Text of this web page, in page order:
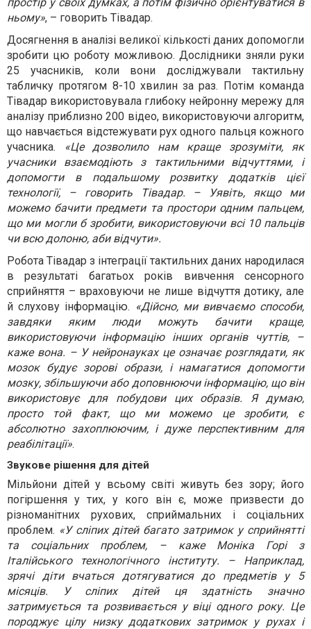
ньому», – говорить Тівадар.
Досягнення в аналізі великої кількості даних допомогли
зробити цю роботу можливою. Дослідники зняли руки
25 учасників, коли вони досліджували тактильну
табличку протягом 8-10 хвилин за раз. Потім команда
Тівадар використовувала глибоку нейронну мережу для
аналізу приблизно 200 відео, використовуючи алгоритм,
що навчається відстежувати рух одного пальця кожного
учасника.
«Це дозволило нам краще зрозуміти, як
учасники взаємодіють з тактильними відчуттями, і
допомогти в подальшому розвитку додатків цієї
технології, – говорить Тівадар. – Уявіть, якщо ми
можемо бачити предмети та простори одним пальцем,
що ми могли б зробити, використовуючи всі 10 пальців
чи всю долоню, аби відчути».
Робота Тівадар з інтеграції тактильних даних народилася
в результаті багатьох років вивчення сенсорного
сприйняття – враховуючи не лише відчуття дотику, але
й слухову інформацію. «Дійсно, ми вивчаємо способи,
завдяки яким люди можуть бачити краще,
використовуючи інформацію інших органів чуттів, –
каже вона. – У нейронауках це означає розглядати, як
мозок будує зорові образи, і намагатися допомогти
мозку, збільшуючи або доповнюючи інформацію, що він
використовує для побудови цих образів. Я думаю,
просто той факт, що ми можемо це зробити, є
абсолютно захоплюючим, і дуже перспективним для
реабілітації».
Звукове рішення для дітей
Мільйони дітей у всьому світі живуть без зору; його
погіршення у тих, у кого він є, може призвести до
різноманітних рухових, сприймальних і соціальних
проблем. «У сліпих дітей багато затримок у сприйнятті
та соціальних проблем, – каже Моніка Горі з
Італійського технологічного інституту. – Наприклад,
зрячі діти вчаться дотягуватися до предметів у 5
місяців. У сліпих дітей ця здатність значно
затримується та розвивається у віці одного року. Це
породжує цілу низку додаткових затримок у рухах і